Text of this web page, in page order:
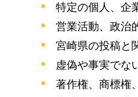
特定の個人、企
営業活動、政治
宮崎県の投稿と
虚偽や事実でな
著作権、商標権